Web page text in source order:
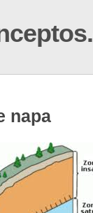
napa